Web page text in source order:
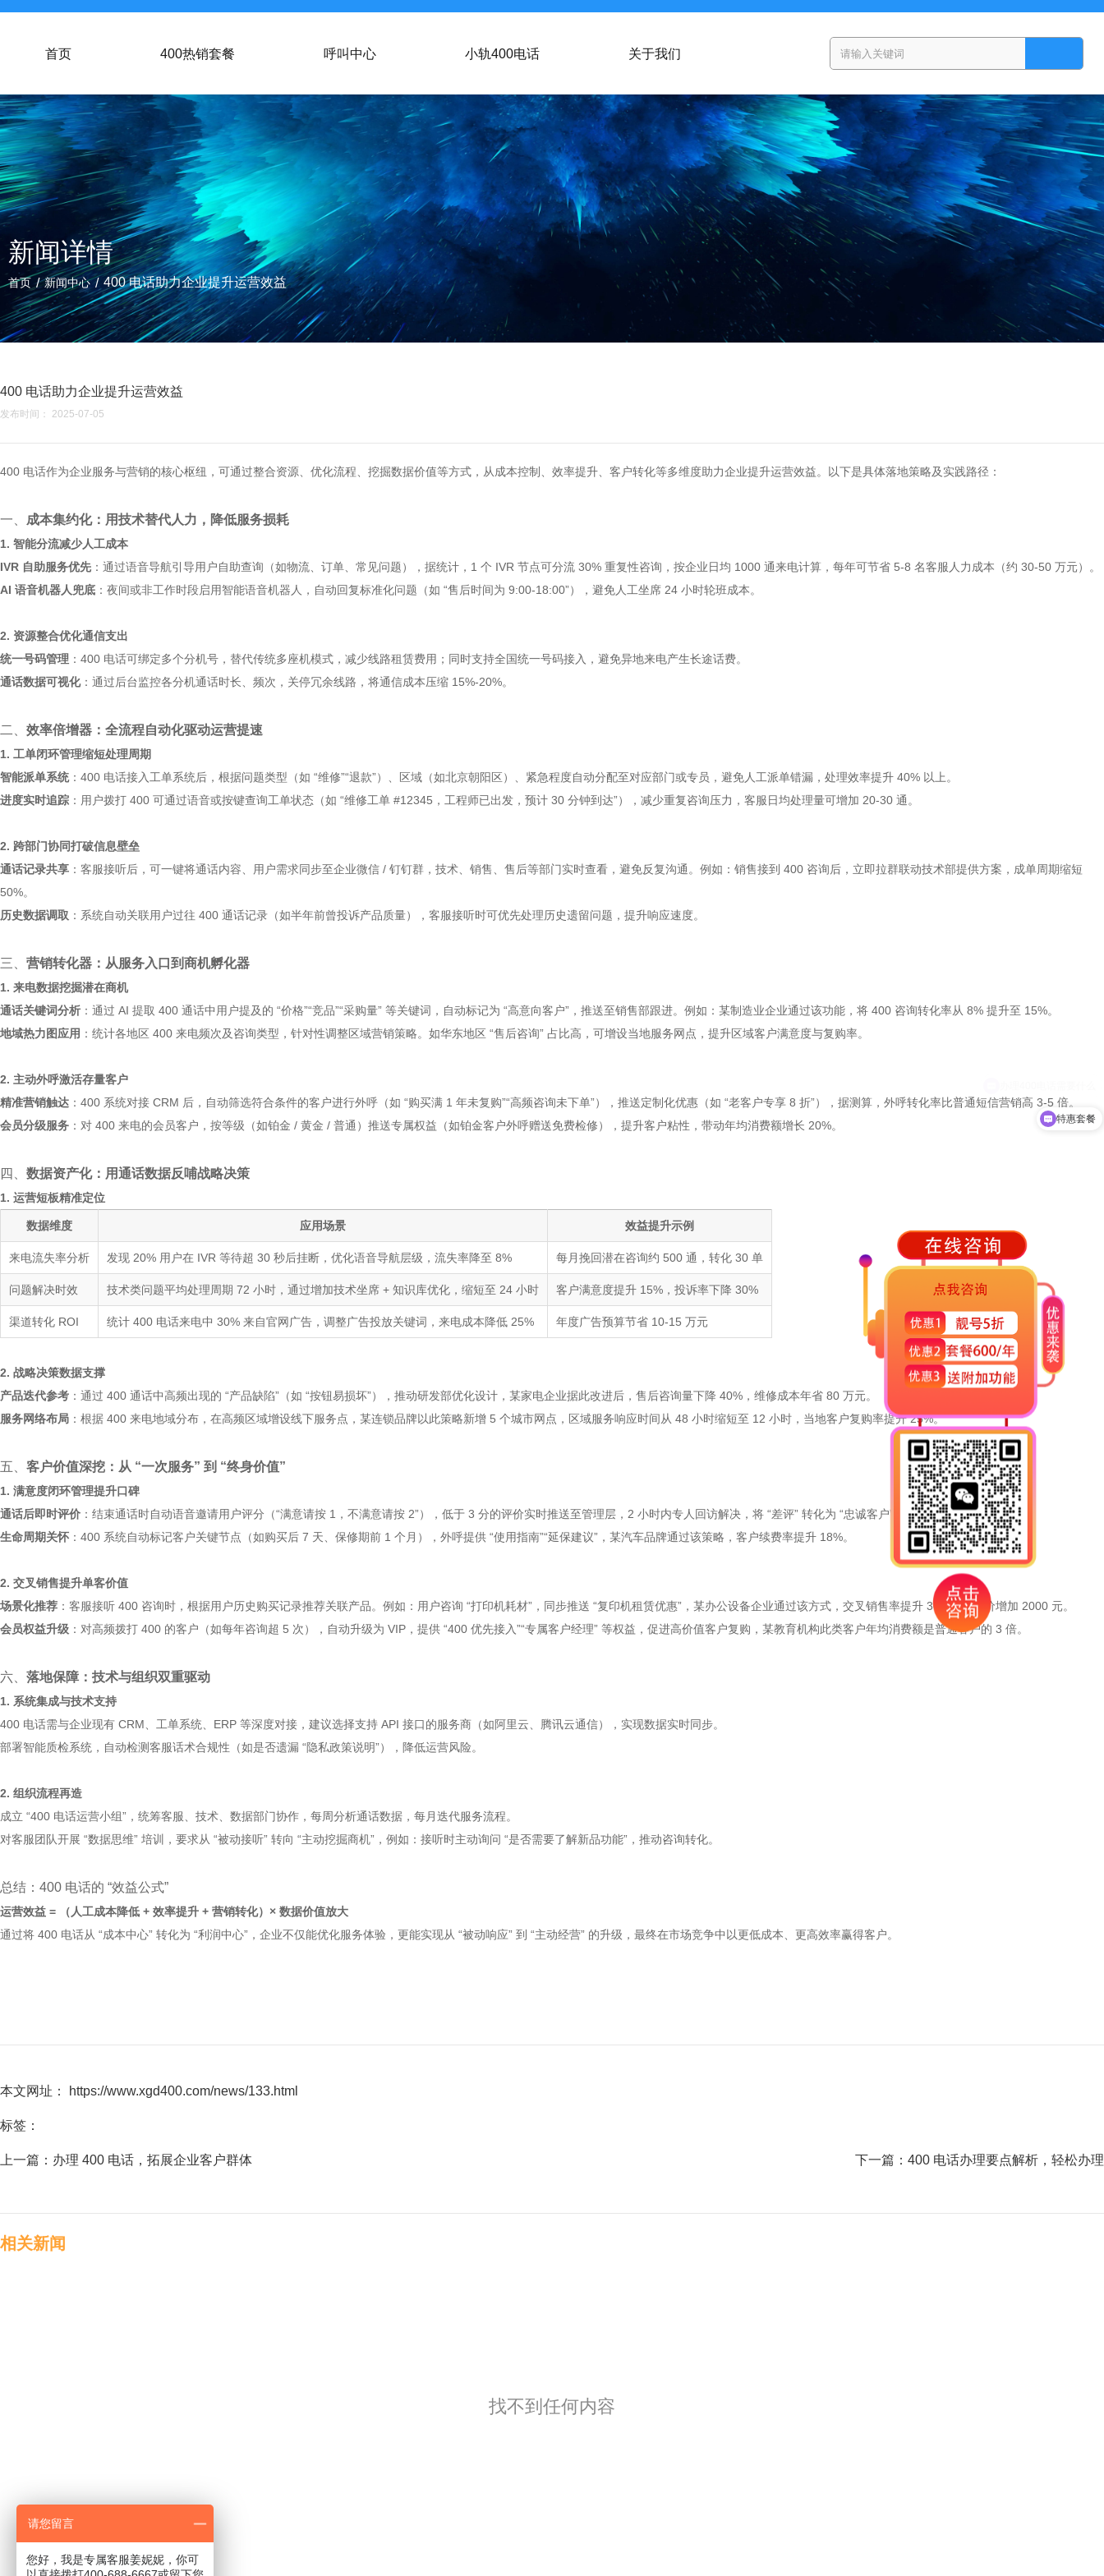
首页 400热销套餐 呼叫中心 小轨400电话 关于我们
新闻详情
首页 /新闻中心 / 400 电话助力企业提升运营效益
400 电话助力企业提升运营效益
发布时间： 2025-07-05
400 电话作为企业服务与营销的核心枢纽，可通过整合资源、优化流程、挖掘数据价值等方式，从成本控制、效率提升、客户转化等多维度助力企业提升运营效益。以下是具体落地策略及实践路径：
一、 成本集约化：用技术替代人力，降低服务损耗
1. 智能分流减少人工成本
IVR 自助服务优先 ：通过语音导航引导用户自助查询（如物流、订单、常见问题），据统计，1 个 IVR 节点可分流 30% 重复性咨询，按企业日均 1000 通来电计算，每年可节省 5-8 名客服人力成本（约 30-50 万元）。
AI 语音机器人兜底 ：夜间或非工作时段启用智能语音机器人，自动回复标准化问题（如 “售后时间为 9:00-18:00”），避免人工坐席 24 小时轮班成本。
2. 资源整合优化通信支出
统一号码管理 ：400 电话可绑定多个分机号，替代传统多座机模式，减少线路租赁费用；同时支持全国统一号码接入，避免异地来电产生长途话费。
通话数据可视化：通过后台监控各分机通话时长、频次，关停冗余线路，将通信成本压缩 15%-20%。
二、 效率倍增器：全流程自动化驱动运营提速
1. 工单闭环管理缩短处理周期
智能派单系统：400 电话接入工单系统后，根据问题类型（如 “维修”“退款”）、区域（如北京朝阳区）、紧急程度自动分配至对应部门或专员，避免人工派单错漏，处理效率提升 40% 以上。
进度实时追踪 ：用户拨打 400 可通过语音或按键查询工单状态（如 “维修工单 #12345，工程师已出发，预计 30 分钟到达”），减少重复咨询压力，客服日均处理量可增加 20-30 通。
2. 跨部门协同打破信息壁垒
通话记录共享 ：客服接听后，可一键将通话内容、用户需求同步至企业微信 / 钉钉群，技术、销售、售后等部门实时查看，避免反复沟通。例如：销售接到 400 咨询后，立即拉群联动技术部提供方案，成单周期缩短
50%。
历史数据调取 ：系统自动关联用户过往 400 通话记录（如半年前曾投诉产品质量），客服接听时可优先处理历史遗留问题，提升响应速度。
三、 营销转化器：从服务入口到商机孵化器
1. 来电数据挖掘潜在商机
通话关键词分析 ：通过 AI 提取 400 通话中用户提及的 “价格”“竞品”“采购量” 等关键词，自动标记为 “高意向客户”，推送至销售部跟进。例如：某制造业企业通过该功能，将 400 咨询转化率从 8% 提升至 15%。
地域热力图应用 ：统计各地区 400 来电频次及咨询类型，针对性调整区域营销策略。如华东地区 “售后咨询” 占比高，可增设当地服务网点，提升区域客户满意度与复购率。
2. 主动外呼激活存量客户
精准营销触达 ：400 系统对接 CRM 后，自动筛选符合条件的客户进行外呼（如 “购买满 1 年未复购”“高频咨询未下单”），推送定制化优惠（如 “老客户专享 8 折”），据测算，外呼转化率比普通短信营销高 3-5 倍。
会员分级服务 ：对 400 来电的会员客户，按等级（如铂金 / 黄金 / 普通）推送专属权益（如铂金客户外呼赠送免费检修），提升客户粘性，带动年均消费额增长 20%。
四、 数据资产化：用通话数据反哺战略决策
1. 运营短板精准定位
数据维度 应用场景 效益提升示例
来电流失率分析 发现 20% 用户在 IVR 等待超 30 秒后挂断，优化语音导航层级，流失率降至 8% 每月挽回潜在咨询约 500 通，转化 30 单
问题解决时效 技术类问题平均处理周期 72 小时，通过增加技术坐席 + 知识库优化，缩短至 24 小时 客户满意度提升 15%，投诉率下降 30%
渠道转化 ROI 统计 400 电话来电中 30% 来自官网广告，调整广告投放关键词，来电成本降低 25% 年度广告预算节省 10-15 万元
2. 战略决策数据支撑
产品迭代参考 ：通过 400 通话中高频出现的 “产品缺陷”（如 “按钮易损坏”），推动研发部优化设计，某家电企业据此改进后，售后咨询量下降 40%，维修成本年省 80 万元。
服务网络布局 ：根据 400 来电地域分布，在高频区域增设线下服务点，某连锁品牌以此策略新增 5 个城市网点，区域服务响应时间从 48 小时缩短至 12 小时，当地客户复购率提升 25%。
五、 客户价值深挖：从 “一次服务” 到 “终身价值”
1. 满意度闭环管理提升口碑
通话后即时评价 ：结束通话时自动语音邀请用户评分（“满意请按 1，不满意请按 2”），低于 3 分的评价实时推送至管理层，2 小时内专人回访解决，将 “差评” 转化为 “忠诚客户” 的概率达 60%。
生命周期关怀 ：400 系统自动标记客户关键节点（如购买后 7 天、保修期前 1 个月），外呼提供 “使用指南”“延保建议”，某汽车品牌通过该策略，客户续费率提升 18%。
2. 交叉销售提升单客价值
场景化推荐 ：客服接听 400 咨询时，根据用户历史购买记录推荐关联产品。例如：用户咨询 “打印机耗材”，同步推送 “复印机租赁优惠”，某办公设备企业通过该方式，交叉销售率提升 30%，客单价增加 2000 元。
会员权益升级 ：对高频拨打 400 的客户（如每年咨询超 5 次），自动升级为 VIP，提供 “400 优先接入”“专属客户经理” 等权益，促进高价值客户复购，某教育机构此类客户年均消费额是普通客户的 3 倍。
六、 落地保障：技术与组织双重驱动
1. 系统集成与技术支持
400 电话需与企业现有 CRM、工单系统、ERP 等深度对接，建议选择支持 API 接口的服务商（如阿里云、腾讯云通信），实现数据实时同步。
部署智能质检系统，自动检测客服话术合规性（如是否遗漏 “隐私政策说明”），降低运营风险。
2. 组织流程再造
成立 “400 电话运营小组”，统筹客服、技术、数据部门协作，每周分析通话数据，每月迭代服务流程。
对客服团队开展 “数据思维” 培训，要求从 “被动接听” 转向 “主动挖掘商机”，例如：接听时主动询问 “是否需要了解新品功能”，推动咨询转化。
总结：400 电话的 “效益公式”
运营效益 = （人工成本降低 + 效率提升 + 营销转化）× 数据价值放大
通过将 400 电话从 “成本中心” 转化为 “利润中心”，企业不仅能优化服务体验，更能实现从 “被动响应” 到 “主动经营” 的升级，最终在市场竞争中以更低成本、更高效率赢得客户。
本文网址： https://www.xgd400.com/news/133.html
标签：
上一篇： 办理 400 电话，拓展企业客户群体 下一篇： 400 电话办理要点解析，轻松办理
相关新闻
找不到任何内容
特惠套餐
请您留言
您好，我是专属客服姜妮妮，你可